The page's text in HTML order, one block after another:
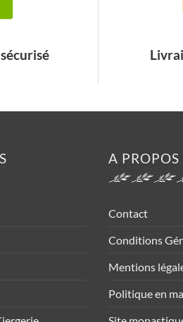
A PROPOS
Contact
Conditions
Mentions
Politique en